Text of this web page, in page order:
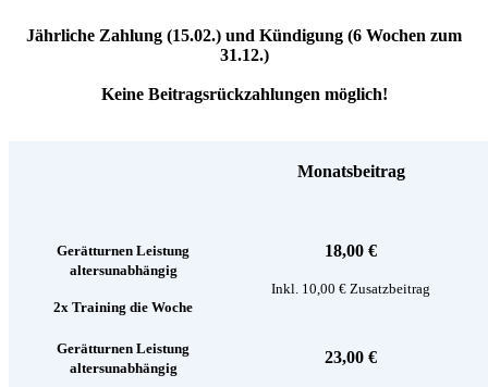
Jährliche Zahlung (15.02.) und Kündigung (6 Wochen zum
31.12.)
Keine Beitragsrückzahlungen möglich!
Monatsbeitrag
Gerätturnen Leistung
altersunabhängig
2x Training die Woche
18,00 €
Inkl. 10,00 € Zusatzbeitrag
Gerätturnen Leistung
altersunabhängig
23,00 €